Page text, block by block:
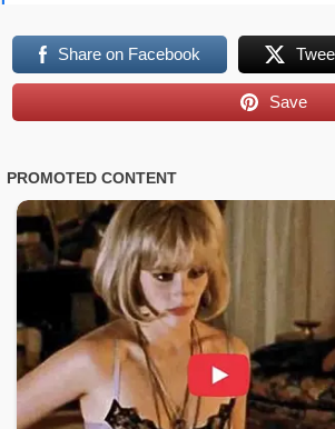
Share on Facebook
Save